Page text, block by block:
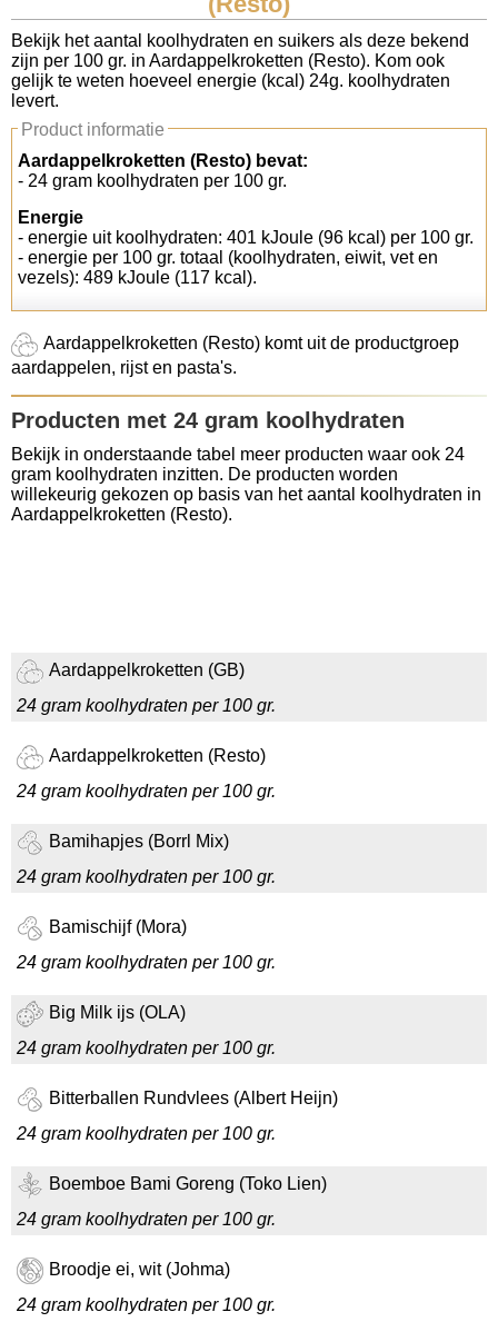
Koolhydraten tellen
Links
Bekijk het aantal koolhydraten en suikers als deze bekend
zijn per 100 gr. in Aardappelkroketten (Resto). Kom ook
gelijk te weten hoeveel energie (kcal) 24g. koolhydraten
levert.
Product informatie
Aardappelkroketten (Resto) bevat:
- 24 gram koolhydraten per 100 gr.
Energie
- energie uit koolhydraten: 401 kJoule (96 kcal) per 100 gr.
- energie per 100 gr. totaal (koolhydraten, eiwit, vet en
vezels): 489 kJoule (117 kcal).
Aardappelkroketten (Resto) komt uit de productgroep
aardappelen, rijst en pasta's.
Producten met 24 gram koolhydraten
Bekijk in onderstaande tabel meer producten waar ook 24
gram koolhydraten inzitten. De producten worden
willekeurig gekozen op basis van het aantal koolhydraten in
Aardappelkroketten (Resto).
Aardappelkroketten (GB)
24 gram koolhydraten per 100 gr.
Aardappelkroketten (Resto)
24 gram koolhydraten per 100 gr.
Bamihapjes (Borrl Mix)
24 gram koolhydraten per 100 gr.
Bamischijf (Mora)
24 gram koolhydraten per 100 gr.
Big Milk ijs (OLA)
24 gram koolhydraten per 100 gr.
Bitterballen Rundvlees (Albert Heijn)
24 gram koolhydraten per 100 gr.
Boemboe Bami Goreng (Toko Lien)
24 gram koolhydraten per 100 gr.
Broodje ei, wit (Johma)
24 gram koolhydraten per 100 gr.